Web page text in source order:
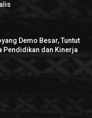
Demo Besar, Tuntut
Pendidikan dan Kinerja